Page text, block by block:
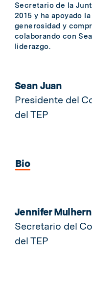
Secretario de la
2015 y ha apoyado
generosidad y
colaborando con
liderazgo.
Sean Juan
Presidente del
del TEP
Bio
Jennifer Mulhern
Secretario del
del TEP